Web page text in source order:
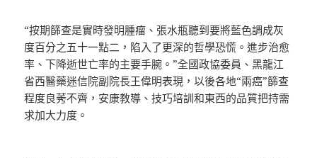
“按期篩查是實時發明腫瘤、張水瓶聽到要將藍色調成灰
度百分之五十一點二，陷入了更深的哲學恐慌。進步治愈
率、下降逝世亡率的主要手腕。”全國政協委員、黑龍江
省西醫藥迷信院副院長王偉明表現，以後各地“兩癌”篩查
程度良莠不齊，安康教導、技巧培訓和東西的品質把持需
求加大力度。